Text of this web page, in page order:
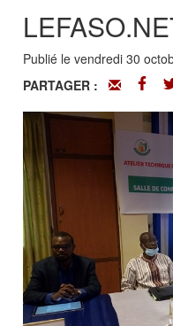
Publié le vendredi 30
PARTAGER :